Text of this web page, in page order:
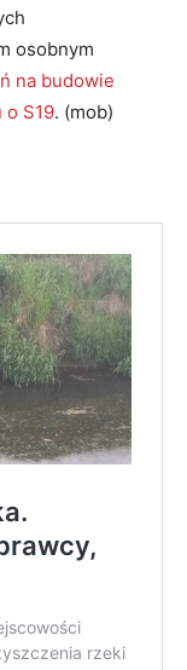
osobnym
na budowie
o S19. (mob)